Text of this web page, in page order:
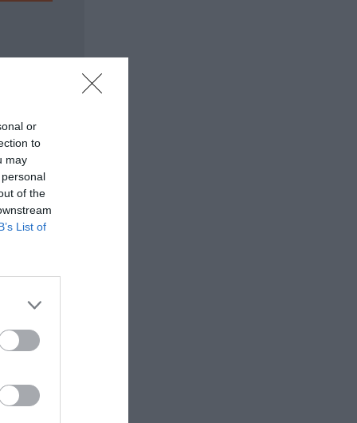
or
to
may
of the
List of